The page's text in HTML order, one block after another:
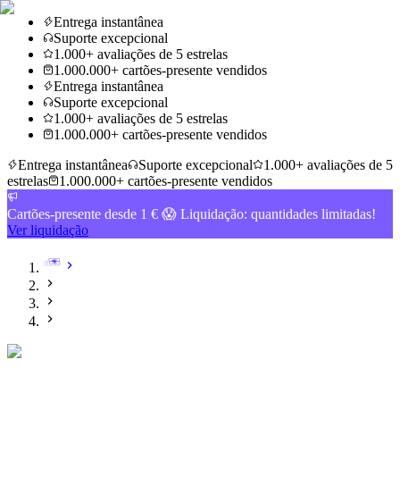
Entrega instantânea
Suporte excepcional
1.000+ avaliações de 5 estrelas
1.000.000+ cartões-presente vendidos
Entrega instantânea
Suporte excepcional
1.000+ avaliações de 5 estrelas
1.000.000+ cartões-presente vendidos
Entrega instantânea
Suporte excepcional
1.000+ avaliações de 5
estrelas
1.000.000+ cartões-presente vendidos
Cartões-presente desde 1 € 😱 Liquidação: quantidades limitadas!
Ver liquidação